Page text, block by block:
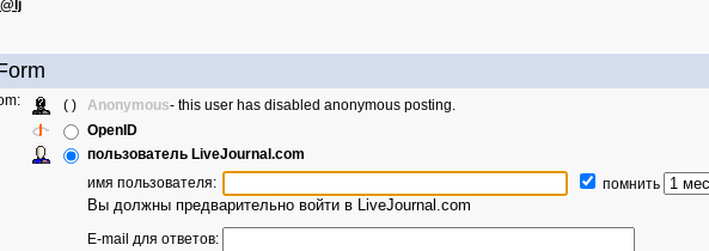
( ) Anonymous- this user has disabled anonymous posting.
OpenID
пользователь LiveJournal.com
имя пользователя:
помнить
Вы должны предварительно войти в LiveJournal.com
E-mail для ответов: